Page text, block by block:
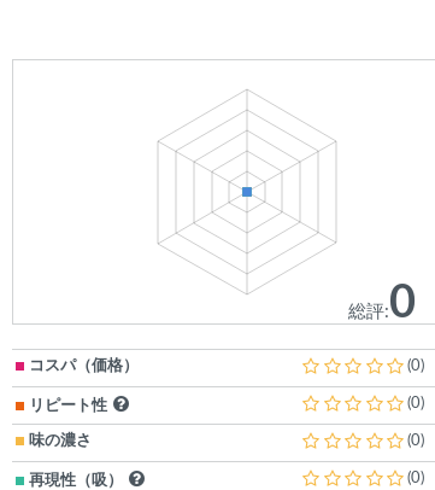
総評:0
コスパ（価格） (0)
リピート性 (0)
味の濃さ (0)
再現性（吸） (0)